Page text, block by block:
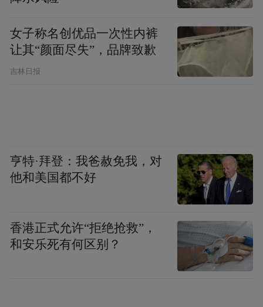
女子称名创优品一次性内裤
让其“颜面尽失”，品牌致歉
吉林日报
亨特·拜登：我爸赦免我，对
他和美国都不好
香港正式允许“拒绝抢救”，
和安乐死有何区别？